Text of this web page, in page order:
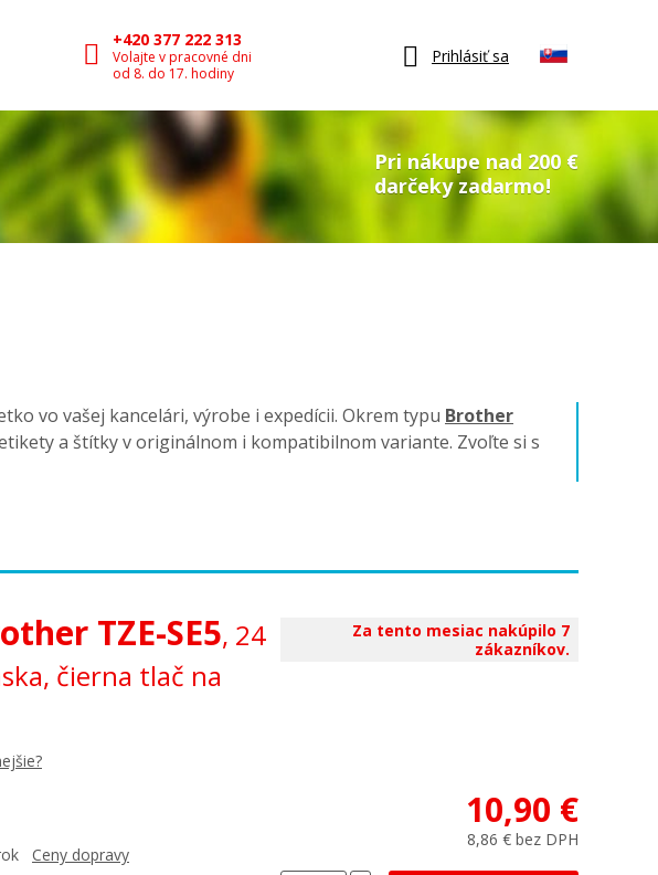
+420 377 222 313
Volajte v pracovné dni
od 8. do 17. hodiny
Prihlásiť sa
Pri nákupe nad 200 €
darčeky zadarmo!
vo vašej kancelári, výrobe i expedícii. Okrem typu Brother
a štítky v originálnom i kompatibilnom variante. Zvoľte si s
TZE-SE5, 24
čierna tlač na
Ceny dopravy
Za tento mesiac nakúpilo 7
zákazníkov.
10,90 €
8,86 € bez DPH